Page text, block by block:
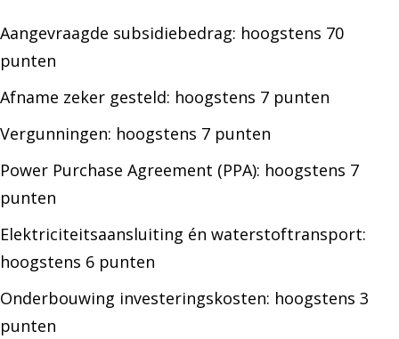
Aangevraagde subsidiebedrag: hoogstens 70
punten
Afname zeker gesteld: hoogstens 7 punten
Vergunningen: hoogstens 7 punten
Power Purchase Agreement (PPA): hoogstens 7
punten
Elektriciteitsaansluiting én waterstoftransport:
hoogstens 6 punten
Onderbouwing investeringskosten: hoogstens 3
punten